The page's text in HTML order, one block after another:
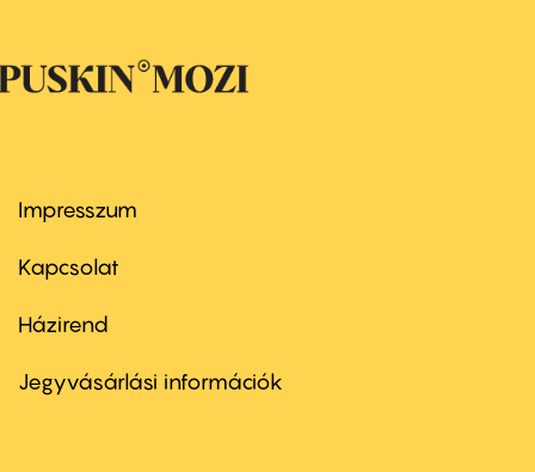
Footer
first
Impresszum
Kapcsolat
Footer
second
Házirend
Jegyvásárlási információk